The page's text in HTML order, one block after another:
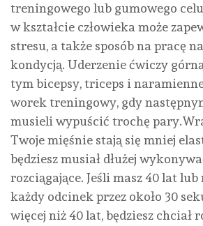
treningowego lub gumowego
w kształcie człowieka może
stresu, a także sposób na pracę
kondycją. Uderzenie ćwiczy
tym bicepsy, triceps i
worek treningowy, gdy
musieli wypuścić trochę
Twoje mięśnie stają się mniej
będziesz musiał dłużej
rozciągające. Jeśli masz 40 lat
każdy odcinek przez około 30
więcej niż 40 lat, będziesz chciał